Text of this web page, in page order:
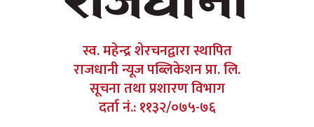
स्व. महेन्द्र शेरचनद्वारा स्थापित
राजधानी न्यूज पब्लिकेशन प्रा. लि.
सूचना तथा प्रशारण विभाग
दर्ता नं.: ११३२/०७५-७६